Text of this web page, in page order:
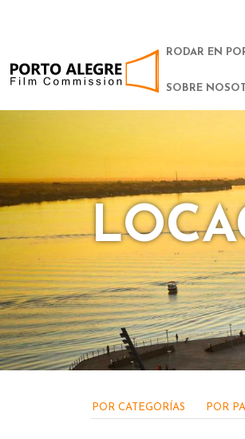
POA Film
MAIN
RODAR EN
SOBRE
Menu -
POR CATEGORÍAS POR